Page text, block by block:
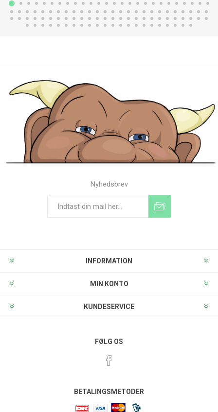
Nyhedsbrev
INFORMATION
MIN KONTO
KUNDESERVICE
FØLG OS
BETALINGSMETODER